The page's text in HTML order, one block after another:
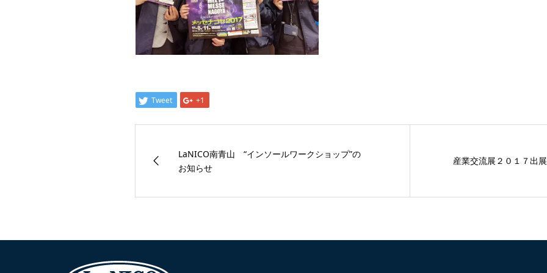
Tweet +1
LaNICO南青山 “インソールワークショップ”の
お知らせ
産業交流展２０１７出